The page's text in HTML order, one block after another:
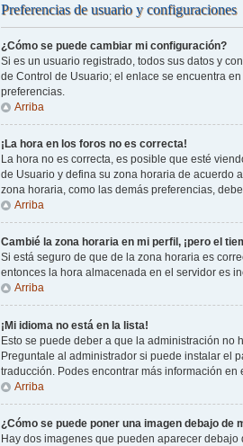
Preferencias de usuario y configuraciones
¿Cómo se puede cambiar mi configuración?
Si es un usuario registrado, todos sus datos y
de Control de Usuario; el enlace se encuentra
preferencias.
Arriba
¡La hora en los foros no es correcta!
La hora no es correcta, es posible que esté
de Usuario y defina su zona horaria de acuerdo
zona horaria, como las demás preferencias,
Arriba
Cambié la zona horaria en mi perfil, ¡pero el
Si está seguro de que de la zona horaria es
entonces la hora almacenada en el servidor es
Arriba
¡Mi idioma no está en la lista!
Esto se puede deber a que la administración no
Preguntale al administrador si puede instalar el
traducción. Podes encontrar más información
Arriba
¿Cómo se puede poner una imagen debajo de
Hay dos imagenes que pueden aparecer